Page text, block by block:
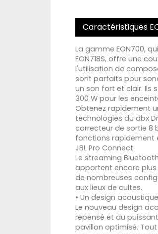
Caractéristiques
La gamme EON700,
EON718S, offre une
l'utilisation de
sont parfaits pour
un son fort et clair. Ils
300 W pour les
Obtenez rapidement
technologies du dbx
correcteur de sortie 8
fonctions rapidement
JBL Pro Connect.
Le streaming
apportent encore
de nombreuses
aux lieux de cultes.
• Un design
Le nouveau design
repensé et du
pavillon optimisé.